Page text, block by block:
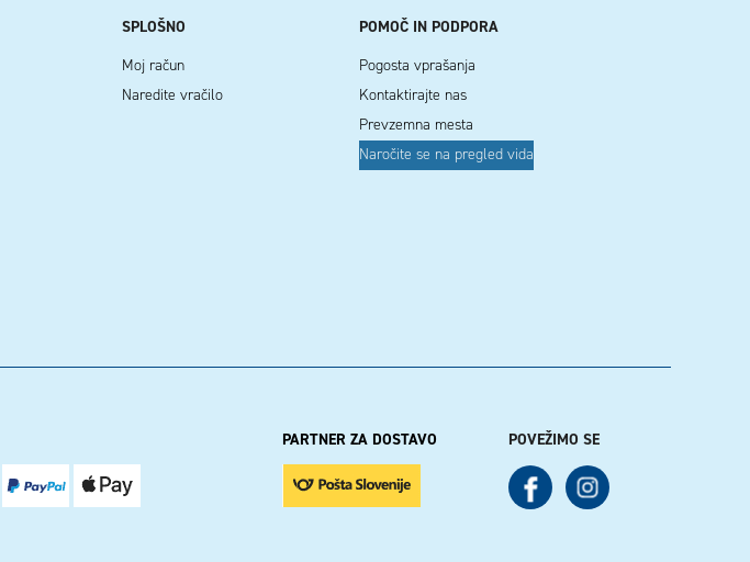
SPLOŠNO
Moj račun
Naredite vračilo
POMOČ IN PODPORA
Pogosta vprašanja
Kontaktirajte nas
Prevzemna mesta
Naročite se na pregled vida
PARTNER ZA DOSTAVO POVEŽIMO SE
See our FacebookSee our Instagram